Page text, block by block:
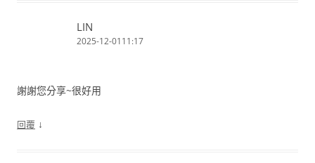
LIN
2025-12-0111:17
謝謝您分享~很好用
回覆 ↓